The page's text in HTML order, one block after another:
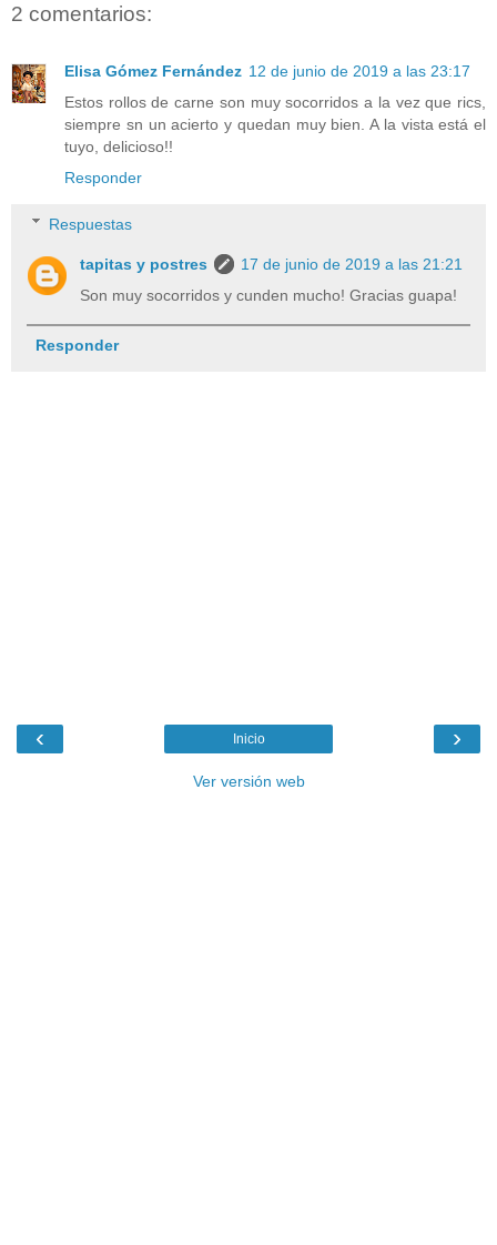
2 comentarios:
Elisa Gómez Fernández 12 de junio de 2019 a las 23:17
Estos rollos de carne son muy socorridos a la vez que rics,
siempre sn un acierto y quedan muy bien. A la vista está el
tuyo, delicioso!!
Responder
Respuestas
tapitas y postres
17 de junio de 2019 a las 21:21
Son muy socorridos y cunden mucho! Gracias guapa!
Responder
‹ ›
Inicio
Ver versión web